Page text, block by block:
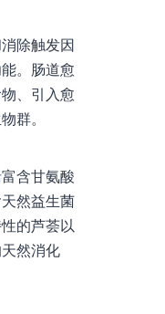
除触发因
。肠道愈
、引入愈
群。
含甘氨酸
然益生菌
的芦荟以
然消化